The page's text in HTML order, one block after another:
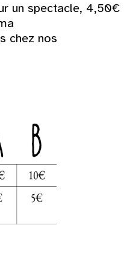
un spectacle, 4,50€
chez nos